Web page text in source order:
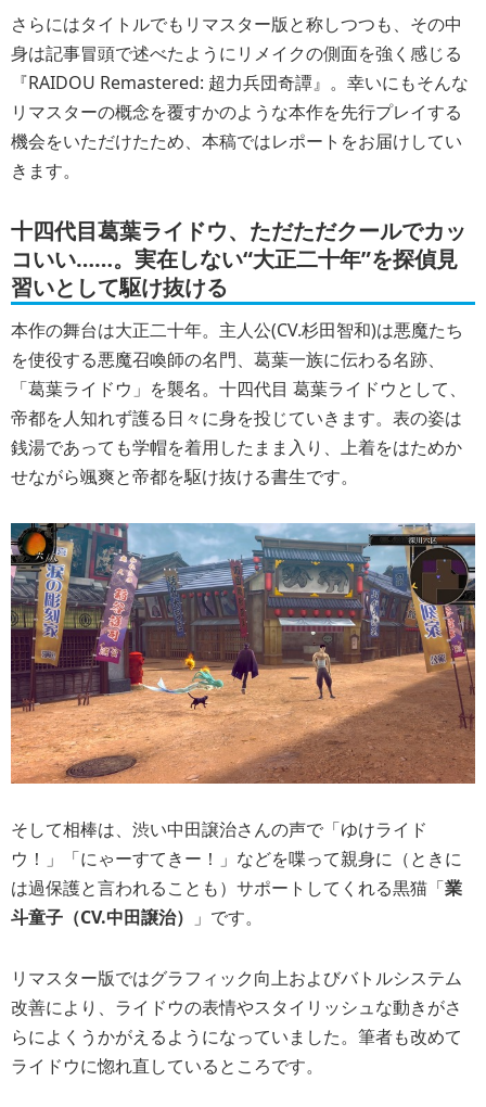
さらにはタイトルでもリマスター版と称しつつも、その中
身は記事冒頭で述べたようにリメイクの側面を強く感じる
『RAIDOU Remastered: 超力兵団奇譚』。幸いにもそんな
リマスターの概念を覆すかのような本作を先行プレイする
機会をいただけたため、本稿ではレポートをお届けしてい
きます。
十四代目葛葉ライドウ、ただただクールでカッ
コいい……。実在しない“大正二十年”を探偵見
習いとして駆け抜ける
本作の舞台は大正二十年。主人公(CV.杉田智和)は悪魔たち
を使役する悪魔召喚師の名門、葛葉一族に伝わる名跡、
「葛葉ライドウ」を襲名。十四代目 葛葉ライドウとして、
帝都を人知れず護る日々に身を投じていきます。表の姿は
銭湯であっても学帽を着用したまま入り、上着をはためか
せながら颯爽と帝都を駆け抜ける書生です。
そして相棒は、渋い中田譲治さんの声で「ゆけライド
ウ！」「にゃーすてきー！」などを喋って親身に（ときに
は過保護と言われることも）サポートしてくれる黒猫「業
斗童子（CV.中田譲治）
」です。
リマスター版ではグラフィック向上およびバトルシステム
改善により、ライドウの表情やスタイリッシュな動きがさ
らによくうかがえるようになっていました。筆者も改めて
ライドウに惚れ直しているところです。